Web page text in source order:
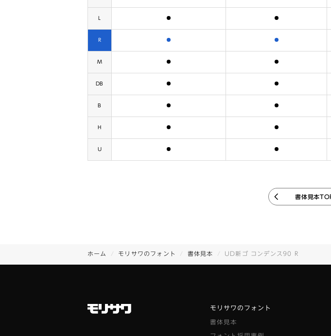
含まれます
R 含まれます
M 含まれます
DB 含まれます
B 含まれます
H 含まれます
U 含まれます
書体見本
ホーム モリサワのフォント 書体見本 UD新ゴ コンデンス90 R
モリサワのフォント
書体見本